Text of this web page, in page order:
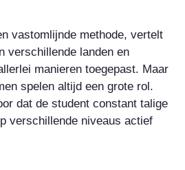
vastomlijnde methode, vertelt
verschillende landen en
manieren toegepast. Maar
spelen altijd een grote rol.
dat de student constant talige
verschillende niveaus actief